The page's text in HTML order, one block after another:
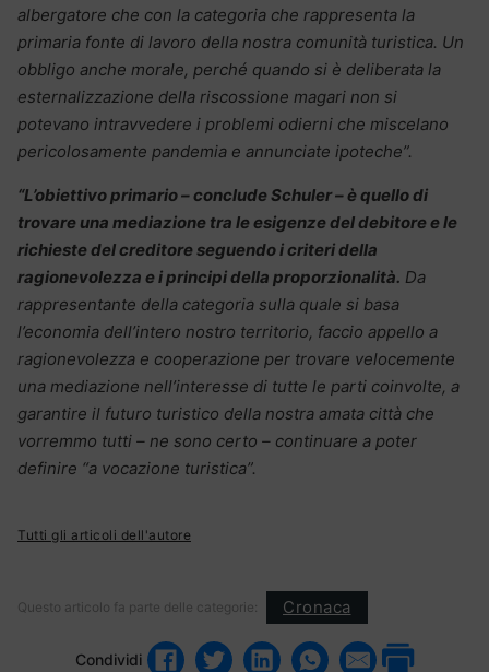
albergatore che con la categoria che rappresenta la
primaria fonte di lavoro della nostra comunità turistica. Un
obbligo anche morale, perché quando si è deliberata la
esternalizzazione della riscossione magari non si
potevano intravvedere i problemi odierni che miscelano
pericolosamente pandemia e annunciate ipoteche”.
“L’obiettivo primario – conclude Schuler – è quello di
trovare una mediazione tra le esigenze del debitore e le
richieste del creditore seguendo i criteri della
ragionevolezza e i principi della proporzionalità. Da
rappresentante della categoria sulla quale si basa
l’economia dell’intero nostro territorio, faccio appello a
ragionevolezza e cooperazione per trovare velocemente
una mediazione nell’interesse di tutte le parti coinvolte, a
garantire il futuro turistico della nostra amata città che
vorremmo tutti – ne sono certo – continuare a poter
definire “a vocazione turistica”.
Tutti gli articoli dell'autore
Questo articolo fa parte delle categorie: Cronaca
Condividi